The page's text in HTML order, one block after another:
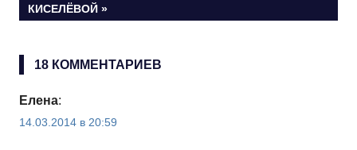
записям
КИСЕЛЁВОЙ
18 КОММЕНТАРИЕВ
Елена:
14.03.2014 в 20:59